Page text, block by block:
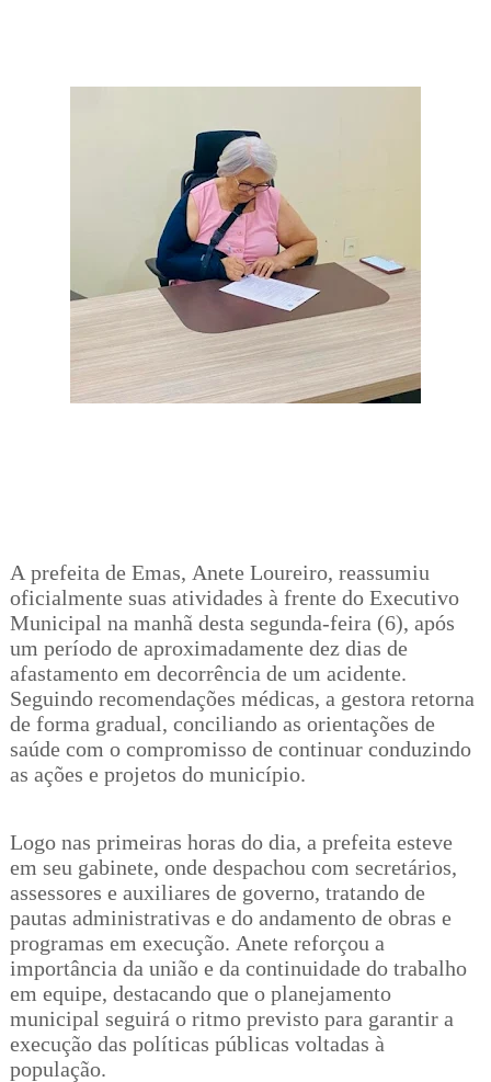
A prefeita de Emas, Anete Loureiro, reassumiu
oficialmente suas atividades à frente do Executivo
Municipal na manhã desta segunda-feira (6), após
um período de aproximadamente dez dias de
afastamento em decorrência de um acidente.
Seguindo recomendações médicas, a gestora retorna
de forma gradual, conciliando as orientações de
saúde com o compromisso de continuar conduzindo
as ações e projetos do município.
Logo nas primeiras horas do dia, a prefeita esteve
em seu gabinete, onde despachou com secretários,
assessores e auxiliares de governo, tratando de
pautas administrativas e do andamento de obras e
programas em execução. Anete reforçou a
importância da união e da continuidade do trabalho
em equipe, destacando que o planejamento
municipal seguirá o ritmo previsto para garantir a
execução das políticas públicas voltadas à
população.